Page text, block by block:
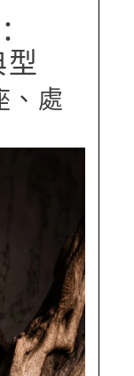
、處